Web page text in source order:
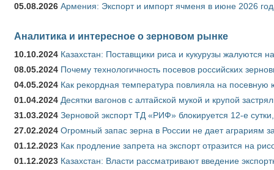
05.08.2026 Армения: Экспорт и импорт ячменя в июне 2026
Аналитика и интересное о зерновом рынке
10.10.2024 Казахстан: Поставщики риса и кукурузы жалуются
08.05.2024 Почему технологичность посевов российских
04.05.2024 Как рекордная температура повлияла на
01.04.2024 Десятки вагонов с алтайской мукой и крупой
31.03.2024 Зерновой экспорт ТД «РИФ» блокируется 12-е
27.02.2024 Огромный запас зерна в России не дает аграриям
01.12.2023 Как продление запрета на экспорт отразится на
01.12.2023 Казахстан: Власти рассматривают введение